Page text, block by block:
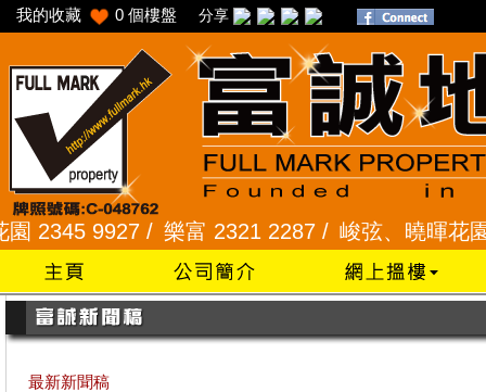
我的收藏 0 個樓盤 分享
9927 /樂富 2321 2287 /峻弦、曉暉花園
最新新聞稿